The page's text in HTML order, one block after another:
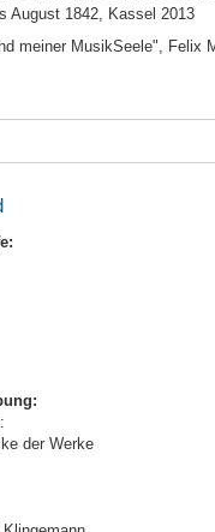
August 1842, Kassel 2013
meiner MusikSeele", Felix
der Werke